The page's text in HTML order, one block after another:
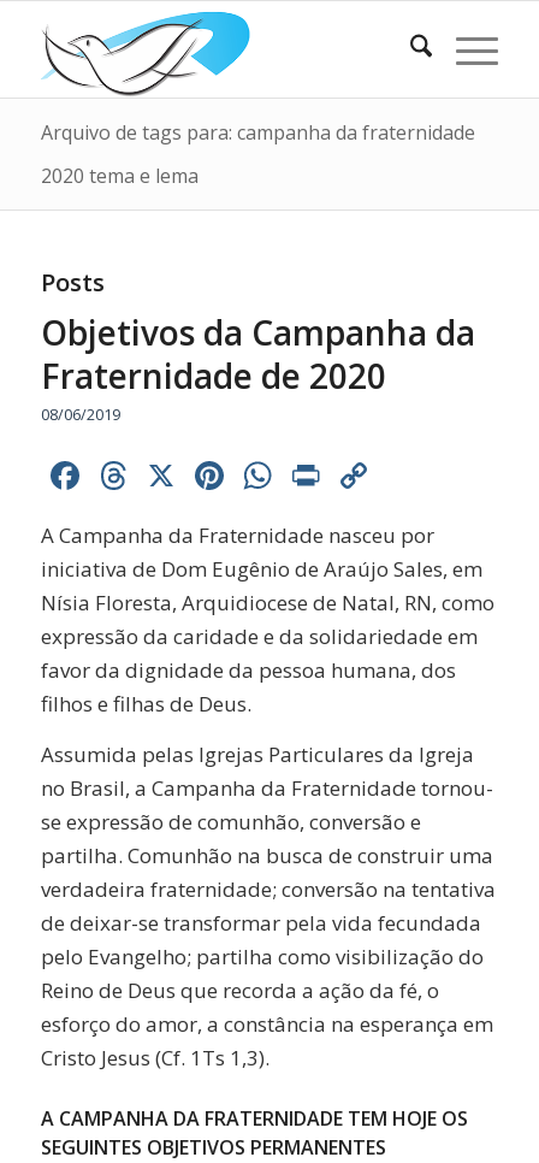
Arquivo de tags para: campanha da fraternidade
2020 tema e lema
Posts
Objetivos da Campanha da
Fraternidade de 2020
08/06/2019
Facebook
Threads
X Pinterest
WhatsApp
Print
A Campanha da Fraternidade nasceu por
iniciativa de Dom Eugênio de Araújo Sales, em
Nísia Floresta, Arquidiocese de Natal, RN, como
expressão da caridade e da solidariedade em
favor da dignidade da pessoa humana, dos
filhos e filhas de Deus.
Assumida pelas Igrejas Particulares da Igreja
no Brasil, a Campanha da Fraternidade tornou-
se expressão de comunhão, conversão e
partilha. Comunhão na busca de construir uma
verdadeira fraternidade; conversão na tentativa
de deixar-se transformar pela vida fecundada
pelo Evangelho; partilha como visibilização do
Reino de Deus que recorda a ação da fé, o
esforço do amor, a constância na esperança em
Cristo Jesus (Cf. 1Ts 1,3).
A CAMPANHA DA FRATERNIDADE TEM HOJE OS
SEGUINTES OBJETIVOS PERMANENTES